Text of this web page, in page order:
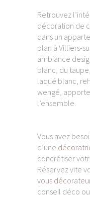
Retrouvez
décoration de
dans un
plan à Villiers-
ambiance
blanc, du
laqué blanc,
wengé,
l’ensemble.
Vous avez
d’une
concrétiser
Réservez vite
vous
conseil déco